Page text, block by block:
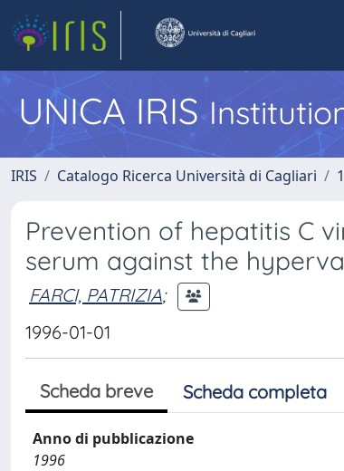
UNICA IRIS
IRIS Catalogo Ricerca Università di Cagliari
Prevention of hepatitis C
serum against the
FARCI, PATRIZIA;
1996-01-01
Scheda breve Scheda completa
Anno di pubblicazione
1996